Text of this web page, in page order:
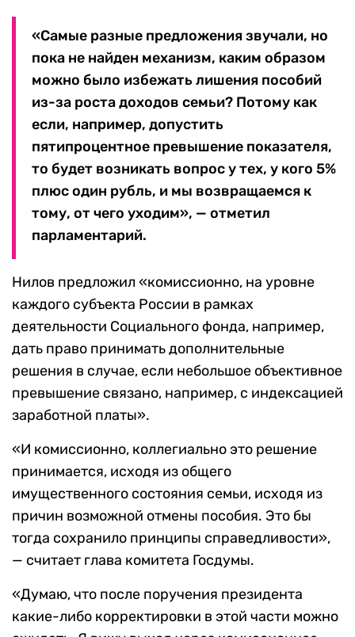
«Самые разные предложения звучали, но
пока не найден механизм, каким образом
можно было избежать лишения пособий
из-за роста доходов семьи? Потому как
если, например, допустить
пятипроцентное превышение показателя,
то будет возникать вопрос у тех, у кого 5%
плюс один рубль, и мы возвращаемся к
тому, от чего уходим», — отметил
парламентарий.
Нилов предложил «комиссионно, на уровне
каждого субъекта России в рамках
деятельности Социального фонда, например,
дать право принимать дополнительные
решения в случае, если небольшое объективное
превышение связано, например, с индексацией
заработной платы».
«И комиссионно, коллегиально это решение
принимается, исходя из общего
имущественного состояния семьи, исходя из
причин возможной отмены пособия. Это бы
тогда сохранило принципы справедливости»,
— считает глава комитета Госдумы.
«Думаю, что после поручения президента
какие-либо корректировки в этой части можно